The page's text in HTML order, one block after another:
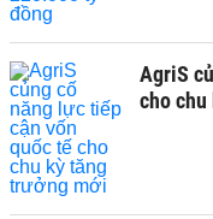
AgriS
cho